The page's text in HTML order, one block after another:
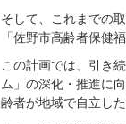
そして、これまでの
「佐野市高齢者保健
この計画では、引き
ム」の深化・推進に
齢者が地域で自立し